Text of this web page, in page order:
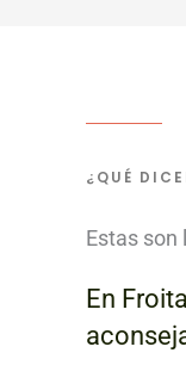
¿QUÉ
Estas son
En